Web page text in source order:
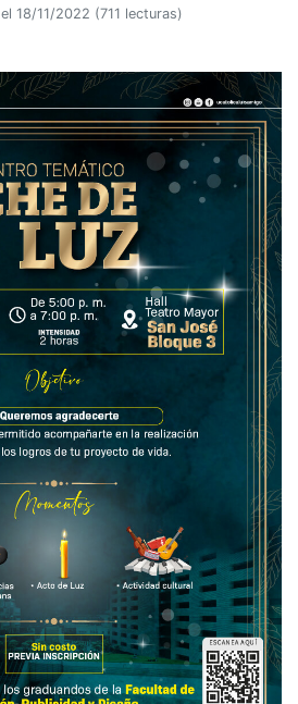
el 18/11/2022 (711 lecturas)